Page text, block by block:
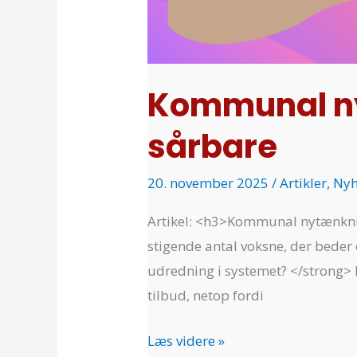
Kommunal
sårbare
20. november 2025/Artikler,
Artikel: <h3>Kommunal
stigende antal voksne, der
udredning i systemet? </
tilbud, netop fordi
Læs videre »